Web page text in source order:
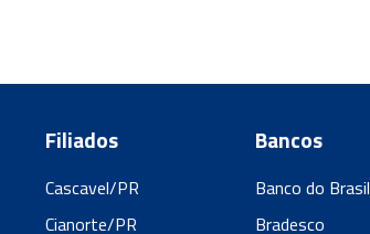
Filiados
Cascavel/PR
Cianorte/PR
Bancos
Banco do Brasil
Bradesco